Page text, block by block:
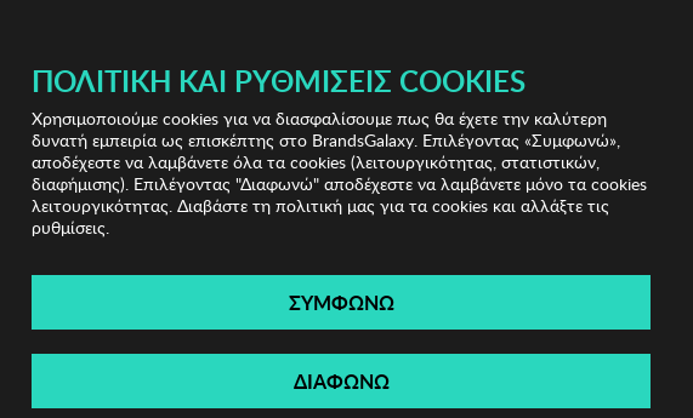
ΚΑΙ ΆΝΩ!
(0)
Breeze
ΠΟΛΙΤΙΚΉ ΚΑΙ ΡΥΘΜΊΣΕΙΣ COOKIES
Χρησιμοποιούμε cookies για να διασφαλίσουμε πως θα έχετε την καλύτερη
δυνατή εμπειρία ως επισκέπτης στο BrandsGalaxy. Επιλέγοντας «Συμφωνώ»,
αποδέχεστε να λαμβάνετε όλα τα cookies (λειτουργικότητας, στατιστικών,
διαφήμισης). Επιλέγοντας "Διαφωνώ" αποδέχεστε να λαμβάνετε μόνο τα cookies
λειτουργικότητας. Διαβάστε τη πολιτική μας για τα cookies και αλλάξτε τις
ρυθμίσεις.
ΣΥΜΦΩΝΩ
ΔΙΑΦΩΝΩ